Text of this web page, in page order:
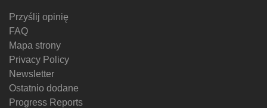
Przyślij opinię
FAQ
Mapa strony
Privacy Policy
Newsletter
Ostatnio dodane
Progress Reports